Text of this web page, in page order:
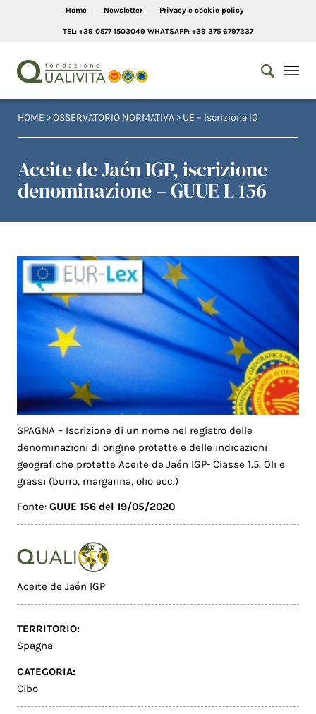
Home Newsletter Privacy e cookie policy
TEL: +39 0577 1503049 WHATSAPP: +39 375 6797337
HOME >OSSERVATORIO NORMATIVA > UE – Iscrizione IG
Aceite de Jaén IGP, iscrizione
denominazione – GUUE L 156
SPAGNA – Iscrizione di un nome nel registro delle
denominazioni di origine protette e delle indicazioni
geografiche protette Aceite de Jaén IGP- Classe 1.5. Oli e
grassi (burro, margarina, olio ecc.)
Fonte:GUUE 156 del 19/05/2020
Aceite de Jaén IGP
TERRITORIO:
Spagna
CATEGORIA:
Cibo